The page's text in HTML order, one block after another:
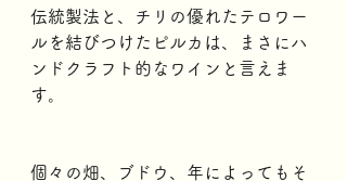
伝統製法と、チリの優れたテロワー
ルを結びつけたピルカは、まさにハ
ンドクラフト的なワインと言えま
す。
個々の畑、ブドウ、年によってもそ